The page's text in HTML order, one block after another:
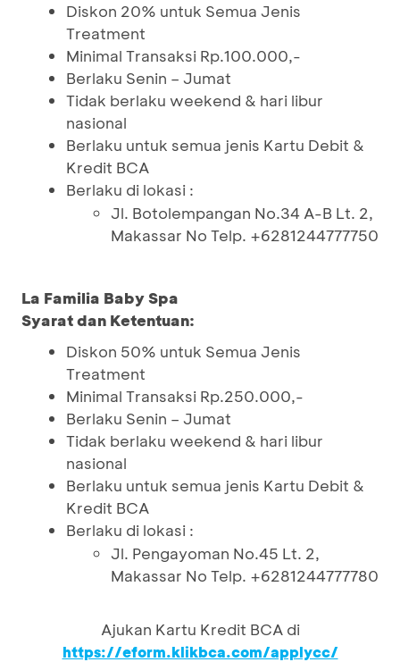
Diskon 20% untuk Semua Jenis
Treatment
Minimal Transaksi Rp.100.000,-
Berlaku Senin – Jumat
Tidak berlaku weekend & hari libur
nasional
Berlaku untuk semua jenis Kartu Debit &
Kredit BCA
Berlaku di lokasi :
Jl. Botolempangan No.34 A-B Lt. 2,
Makassar No Telp. +6281244777750
La Familia Baby Spa
Syarat dan Ketentuan:
Diskon 50% untuk Semua Jenis
Treatment
Minimal Transaksi Rp.250.000,-
Berlaku Senin – Jumat
Tidak berlaku weekend & hari libur
nasional
Berlaku untuk semua jenis Kartu Debit &
Kredit BCA
Berlaku di lokasi :
Jl. Pengayoman No.45 Lt. 2,
Makassar No Telp. +6281244777780
Ajukan Kartu Kredit BCA di
https://eform.klikbca.com/applycc/